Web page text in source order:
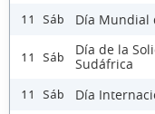
11 Sáb Día Mundial
11 Sáb
Día de la
Sudáfrica
11 Sáb Día